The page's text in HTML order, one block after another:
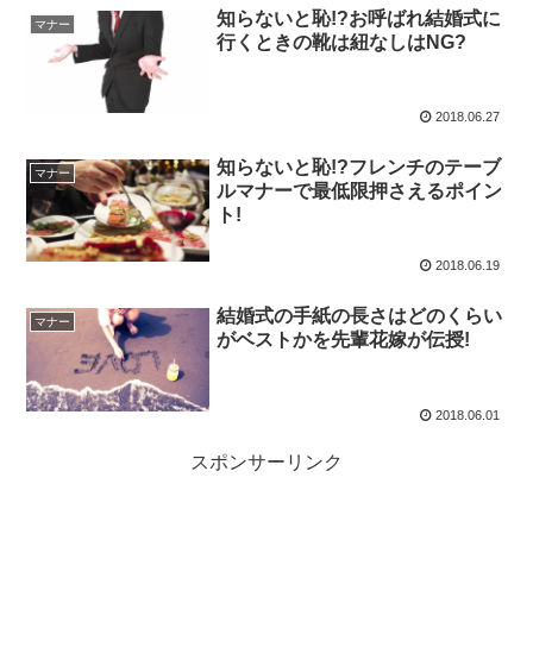
マナー
知らないと恥!?お呼ばれ結婚式に
行くときの靴は紐なしはNG?
2018.06.27
マナー
知らないと恥!?フレンチのテーブ
ルマナーで最低限押さえるポイン
ト!
2018.06.19
マナー
結婚式の手紙の長さはどのくらい
がベストかを先輩花嫁が伝授!
2018.06.01
スポンサーリンク